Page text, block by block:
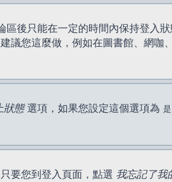
區後只能在一定的時間內保持登入
議您這麼做，例如在圖書館、網
狀態選項，如果您設定這個選項為 是
要您到登入頁面，點選 我忘記了我